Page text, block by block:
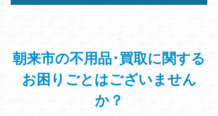
朝来市の不用品･買取に関する
お困りごと はございません
か？